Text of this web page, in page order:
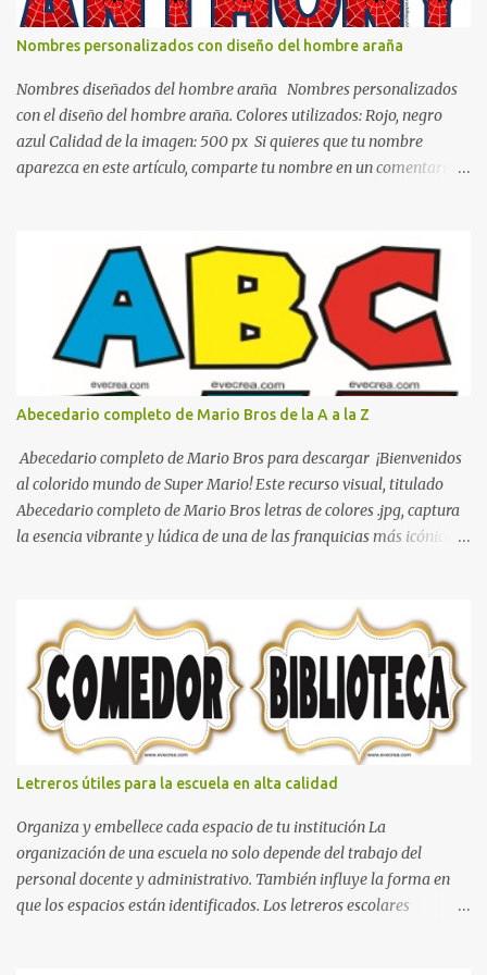
todo y además es color bastante limpio que te dará esa sensación
de calidez. Los colores terra son excelentes para usar en el
dormitorio nos brinda esa sensación de tranquilidad y confort. El
color gris es un color muy relajante y por lo tanto entra en la lista
de colo...
Nombres personalizados con diseño del hombre araña
Nombres diseñados del hombre araña Nombres personalizados
con el diseño del hombre araña. Colores utilizados: Rojo, negro
azul Calidad de la imagen: 500 px Si quieres que tu nombre
aparezca en este artículo, comparte tu nombre en un comentario y
decorar el dormitorio con pósters Cama con diseño de ring de
boxeo Ideas para decoraciones de fiestas infantiles Cosas bonitas
que se pueden hacer con gomas de coche
Abecedario completo de Mario Bros de la A a la Z
Abecedario completo de Mario Bros para descargar ¡Bienvenidos
al colorido mundo de Super Mario! Este recurso visual, titulado
Abecedario completo de Mario Bros letras de colores .jpg, captura
la esencia vibrante y lúdica de una de las franquicias más icónicas
tipografía clásica y robusta que los fans han reconocido por
décadas. En esta primera sección, el abecedario nos presenta:
Identidad Visual: Un diseño de bloques con bordes negros gruesos
que resaltan sobre cualquier fondo. Paleta de Colores: Una
secuencia dinámica que alterna entre el rojo de Mario, el verde de
Luigi, y los tonos azul y amarillo clásicos de los elementos del
juego. Contenido Actual: La imagen muestra la organización desde
la letra A hasta la M, estableciendo el estilo geométrico y divertido
que define a toda la colección. Primera parte del juego de letras
in...
Letreros útiles para la escuela en alta calidad
Organiza y embellece cada espacio de tu institución La
organización de una escuela no solo depende del trabajo del
personal docente y administrativo. También influye la forma en
que los espacios están identificados. Los letreros escolares